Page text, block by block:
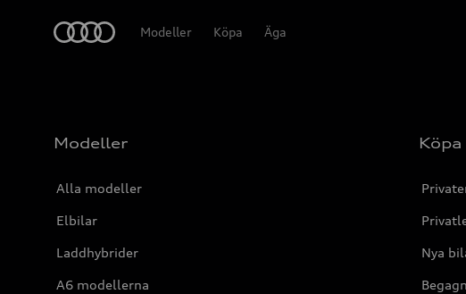
Modeller Köpa Äga
Modeller
Alla modeller
Elbilar
Laddhybrider
A6 modellerna
Köpa
Nya